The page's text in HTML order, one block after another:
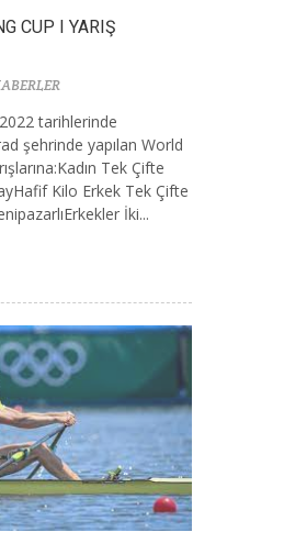
CUP I YARIŞ
tarihlerinde
şehrinde yapılan World
Tek Çifte
Kilo Erkek Tek Çifte
İki...